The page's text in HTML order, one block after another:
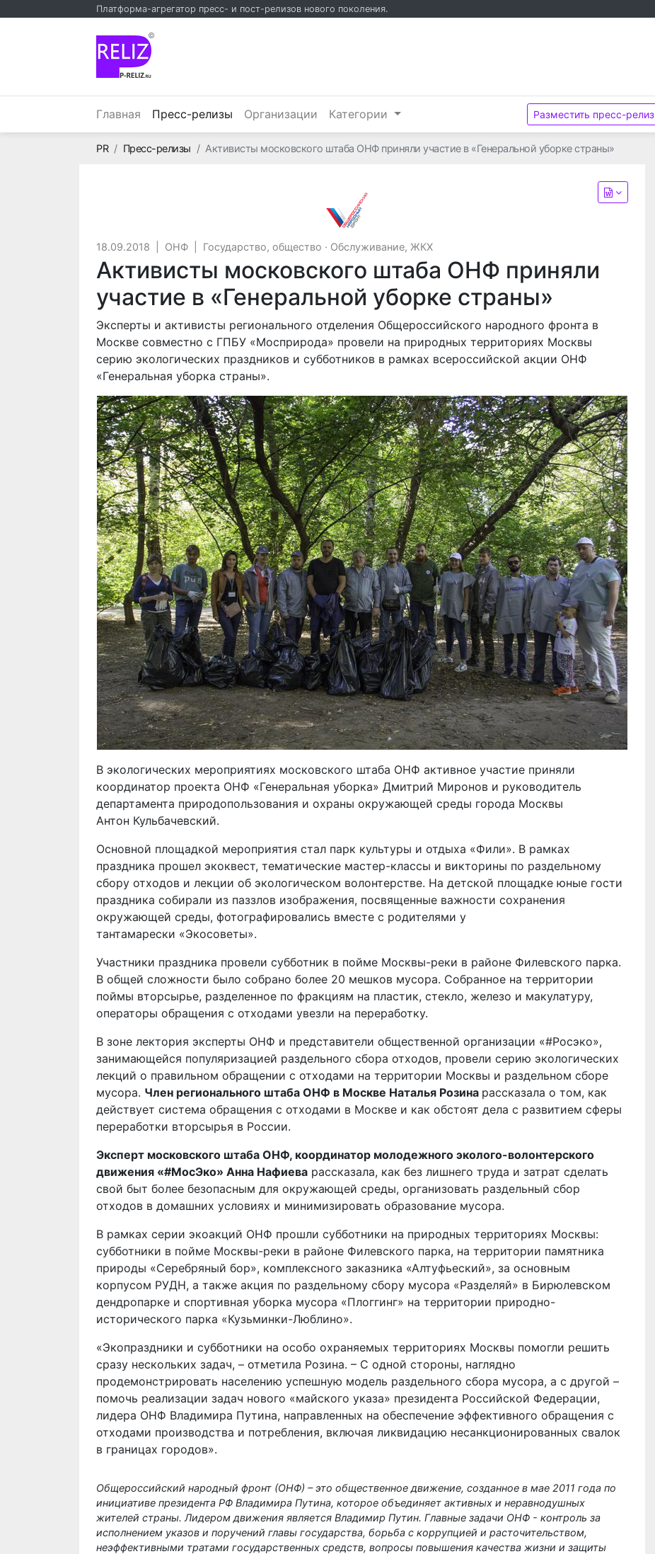
Платформа-агрегатор пресс- и пост-релизов нового поколения.
©
Главная Пресс-релизы (текущий)
Организации Категории Разместить пресс-релиз
PRГлавная
Пресс-релизы Активисты московского штаба ОНФ приняли участие в «Генеральной уборке страны»
18.09.2018 ОНФ Государство, общество · Обслуживание, ЖКХ
Активисты московского штаба ОНФ приняли
участие в «Генеральной уборке страны»
Эксперты и активисты регионального отделения Общероссийского народного фронта в
Москве совместно с ГПБУ «Мосприрода» провели на природных территориях Москвы
серию экологических праздников и субботников в рамках всероссийской акции ОНФ
«Генеральная уборка страны».
В экологических мероприятиях московского штаба ОНФ активное участие приняли
координатор проекта ОНФ «Генеральная уборка» Дмитрий Миронов и руководитель
департамента природопользования и охраны окружающей среды города Москвы
Антон Кульбачевский.
Основной площадкой мероприятия стал парк культуры и отдыха «Фили». В рамках
праздника прошел экоквест, тематические мастер-классы и викторины по раздельному
сбору отходов и лекции об экологическом волонтерстве. На детской площадке юные гости
праздника собирали из паззлов изображения, посвященные важности сохранения
окружающей среды, фотографировались вместе с родителями у
тантамарески «Экосоветы».
Участники праздника провели субботник в пойме Москвы-реки в районе Филевского парка.
В общей сложности было собрано более 20 мешков мусора. Собранное на территории
поймы вторсырье, разделенное по фракциям на пластик, стекло, железо и макулатуру,
операторы обращения с отходами увезли на переработку.
В зоне лектория эксперты ОНФ и представители общественной организации «#Росэко»,
занимающейся популяризацией раздельного сбора отходов, провели серию экологических
лекций о правильном обращении с отходами на территории Москвы и раздельном сборе
мусора. Член регионального штаба ОНФ в Москве Наталья Розина рассказала о том, как
действует система обращения с отходами в Москве и как обстоят дела с развитием сферы
переработки вторсырья в России.
Эксперт московского штаба ОНФ, координатор молодежного эколого-волонтерского
движения «#МосЭко» Анна Нафиева рассказала, как без лишнего труда и затрат сделать
свой быт более безопасным для окружающей среды, организовать раздельный сбор
отходов в домашних условиях и минимизировать образование мусора.
В рамках серии экоакций ОНФ прошли субботники на природных территориях Москвы:
субботники в пойме Москвы-реки в районе Филевского парка, на территории памятника
природы «Серебряный бор», комплексного заказника «Алтуфьеский», за основным
корпусом РУДН, а также акция по раздельному сбору мусора «Разделяй» в Бирюлевском
дендропарке и спортивная уборка мусора «Плоггинг» на территории природно-
исторического парка «Кузьминки-Люблино».
«Экопраздники и субботники на особо охраняемых территориях Москвы помогли решить
сразу нескольких задач, – отметила Розина. – С одной стороны, наглядно
продемонстрировать населению успешную модель раздельного сбора мусора, а с другой –
помочь реализации задач нового «майского указа» президента Российской Федерации,
лидера ОНФ Владимира Путина, направленных на обеспечение эффективного обращения с
отходами производства и потребления, включая ликвидацию несанкционированных свалок
в границах городов».
Общероссийский народный фронт (ОНФ) – это общественное движение, созданное в мае 2011 года по
инициативе президента РФ Владимира Путина, которое объединяет активных и неравнодушных
жителей страны. Лидером движения является Владимир Путин. Главные задачи ОНФ - контроль за
исполнением указов и поручений главы государства, борьба с коррупцией и расточительством,
неэффективными тратами государственных средств, вопросы повышения качества жизни и защиты